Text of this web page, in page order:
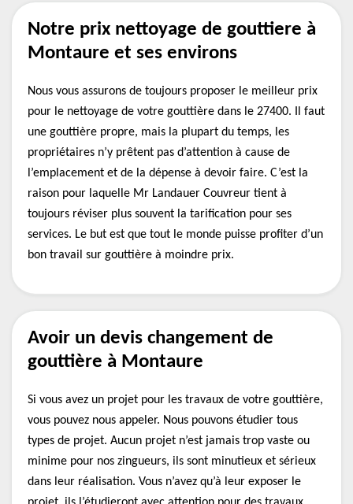
Notre prix nettoyage de gouttiere à
Montaure et ses environs
Nous vous assurons de toujours proposer le meilleur prix
pour le nettoyage de votre gouttière dans le 27400. Il faut
une gouttière propre, mais la plupart du temps, les
propriétaires n’y prêtent pas d’attention à cause de
l’emplacement et de la dépense à devoir faire. C’est la
raison pour laquelle Mr Landauer Couvreur tient à
toujours réviser plus souvent la tarification pour ses
services. Le but est que tout le monde puisse profiter d’un
bon travail sur gouttière à moindre prix.
Avoir un devis changement de
gouttière à Montaure
Si vous avez un projet pour les travaux de votre gouttière,
vous pouvez nous appeler. Nous pouvons étudier tous
types de projet. Aucun projet n’est jamais trop vaste ou
minime pour nos zingueurs, ils sont minutieux et sérieux
dans leur réalisation. Vous n’avez qu’à leur exposer le